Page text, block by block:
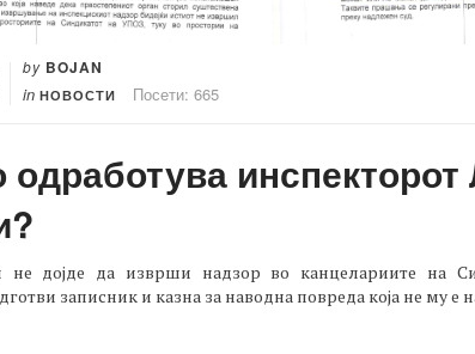
by BOJAN
in НОВОСТИ Посети: 665
одработува
не дојде да изврши надзор во канцелариите на
записник и казна за наводна повреда која не му е